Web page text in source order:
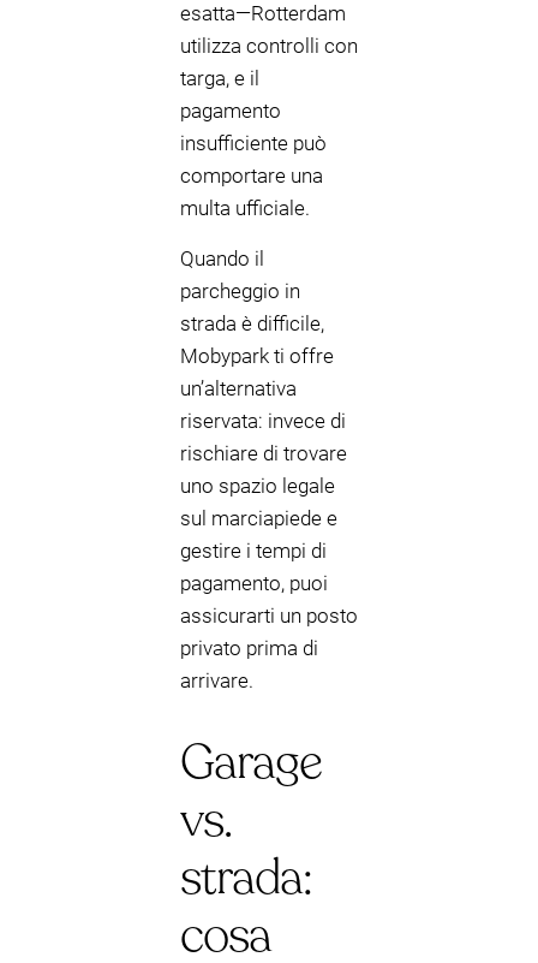
esatta—Rotterdam
utilizza controlli con
targa, e il
pagamento
insufficiente può
comportare una
multa ufficiale.
Quando il
parcheggio in
strada è difficile,
Mobypark ti offre
un’alternativa
riservata: invece di
rischiare di trovare
uno spazio legale
sul marciapiede e
gestire i tempi di
pagamento, puoi
assicurarti un posto
privato prima di
arrivare.
Garage
vs.
strada:
cosa